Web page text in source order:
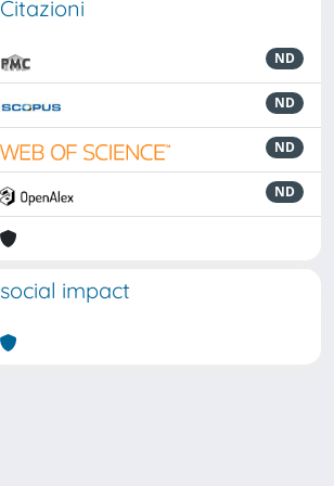
Citazioni
ND
ND
ND
ND
social impact